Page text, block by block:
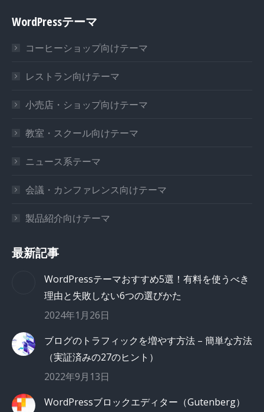
WordPressテーマ
コーヒーショップ向けテーマ
レストラン向けテーマ
小売店・ショップ向けテーマ
教室・スクール向けテーマ
ニュース系テーマ
会議・カンファレンス向けテーマ
製品紹介向けテーマ
最新記事
WordPressテーマおすすめ5選！有料を使うべき
理由と失敗しない6つの選びかた
2024年1月26日
ブログのトラフィックを増やす方法 – 簡単な方法
（実証済みの27のヒント）
2022年9月13日
WordPressブロックエディター（Gutenberg）